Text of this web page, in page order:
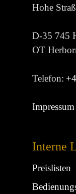
Interne
Preislisten
Hohe
D-35 745
OT
Telefon:
Impressum